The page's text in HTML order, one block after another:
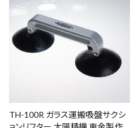
キーワードから探す
TH-100R ガラス運搬吸盤サクシ